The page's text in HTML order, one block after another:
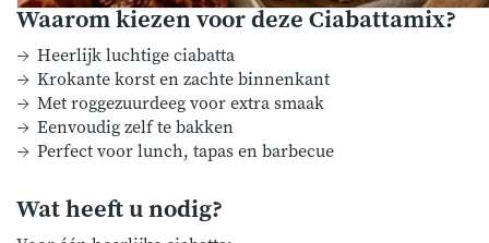
Waarom kiezen voor deze Ciabattamix?
Heerlijk luchtige ciabatta
Krokante korst en zachte binnenkant
Met roggezuurdeeg voor extra smaak
Eenvoudig zelf te bakken
Perfect voor lunch, tapas en barbecue
Wat heeft u nodig?